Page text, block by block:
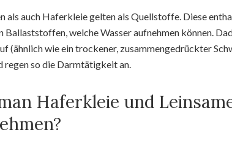
als auch Haferkleie gelten als Quellstoffe. Diese
Ballaststoffen, welche Wasser aufnehmen können.
(ähnlich wie ein trockener, zusammengedrückter
regen so die Darmtätigkeit an.
Haferkleie und